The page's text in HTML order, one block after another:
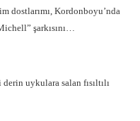
dostlarımı, Kordonboyu’nda
şarkısını…
uykulara salan fısıltılı